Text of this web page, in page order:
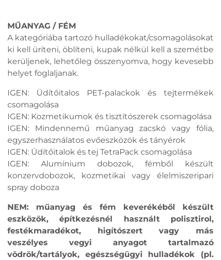
MŰANYAG / FÉM
A kategóriába tartozó hulladékokat/csomagolásokat
ki kell üríteni, öblíteni, kupak nélkül kell a szemétbe
kerüljenek, lehetőleg összenyomva, hogy kevesebb
helyet foglaljanak.
IGEN: Üdítőitalos PET-palackok és tejtermékek
csomagolása
IGEN: Kozmetikumok és tisztítószerek csomagolása
IGEN: Mindennemű műanyag zacskó vagy fólia,
egyszerhasználatos evőeszközök és tányérok
IGEN: Üdítőitalok és tej TetraPack csomagolása
IGEN: Alumínium dobozok, fémből készült
konzervdobozok, kozmetikai vagy élelmiszeripari
spray doboza
NEM: műanyag és fém keverékéből készült
eszközök, építkezésnél használt polisztirol,
festékmaradékot, higítószert vagy más
veszélyes vegyi anyagot tartalmazó
vödrök/tartályok, egészségügyi hulladékok (pl.